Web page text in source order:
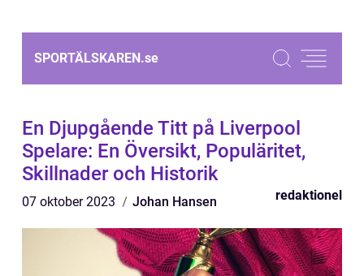
SPORTÄLSKAREN.se
En Djupgående Titt på Liverpool
Spelare: En Översikt, Populäritet,
Skillnader och Historik
07 oktober 2023 Johan Hansen redaktionel